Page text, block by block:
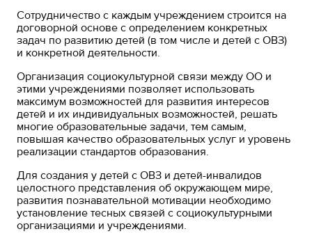
Сотрудничество с каждым учреждением строится на
договорной основе с определением конкретных
задач по развитию детей (в том числе и детей с ОВЗ)
и конкретной деятельности.
Организация социокультурной связи между ОО и
этими учреждениями позволяет использовать
максимум возможностей для развития интересов
детей и их индивидуальных возможностей, решать
многие образовательные задачи, тем самым,
повышая качество образовательных услуг и уровень
реализации стандартов образования.
Для создания у детей с ОВЗ и детей-инвалидов
целостного представления об окружающем мире,
развития познавательной мотивации необходимо
установление тесных связей с социокультурными
организациями и учреждениями.